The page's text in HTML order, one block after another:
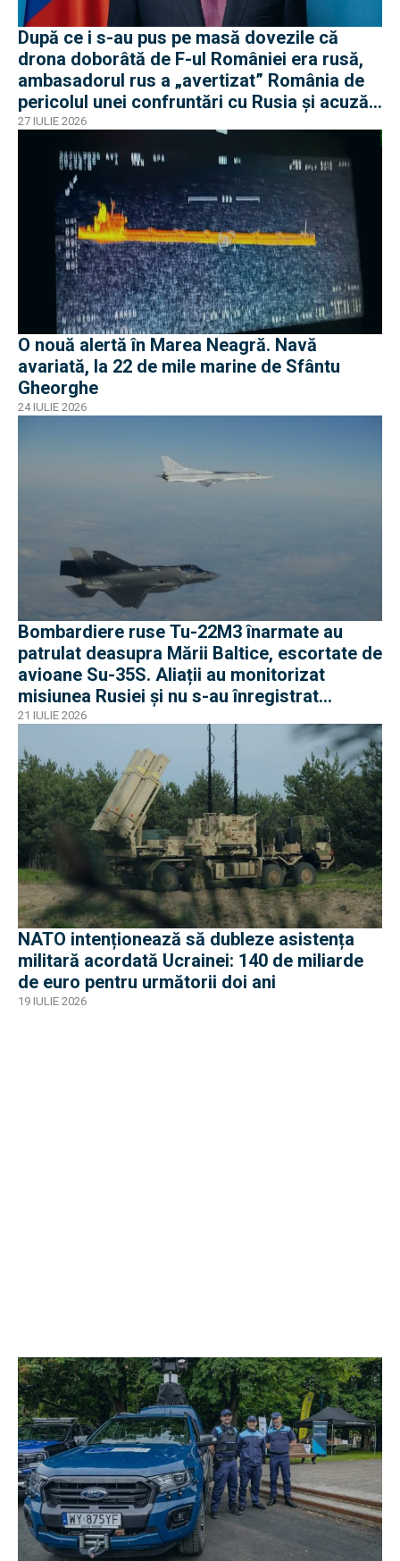
După ce i s-au pus pe masă dovezile că
drona doborâtă de F-ul României era rusă,
ambasadorul rus a „avertizat” România de
pericolul unei confruntări cu Rusia și acuză
o „înscenare propagandistă”
27 IULIE 2026
O nouă alertă în Marea Neagră. Navă
avariată, la 22 de mile marine de Sfântu
Gheorghe
24 IULIE 2026
Bombardiere ruse Tu-22M3 înarmate au
patrulat deasupra Mării Baltice, escortate de
avioane Su-35S. Aliații au monitorizat
misiunea Rusiei și nu s-au înregistrat
incidente
21 IULIE 2026
NATO intenționează să dubleze asistența
militară acordată Ucrainei: 140 de miliarde
de euro pentru următorii doi ani
19 IULIE 2026